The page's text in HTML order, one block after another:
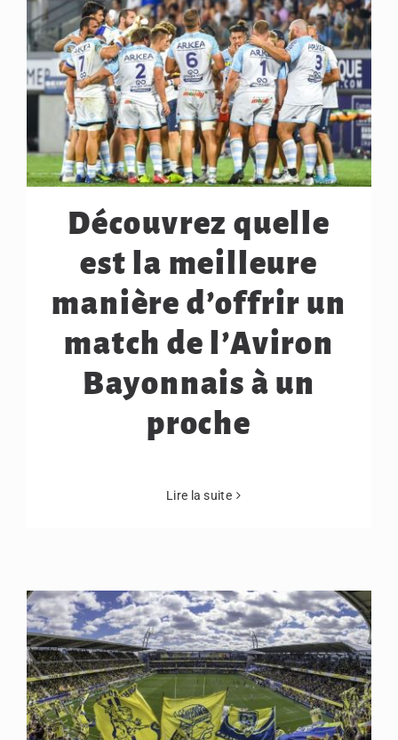
Découvrez quelle
est la meilleure
manière d’offrir un
match de l’Aviron
Bayonnais à un
proche
Lire la suite